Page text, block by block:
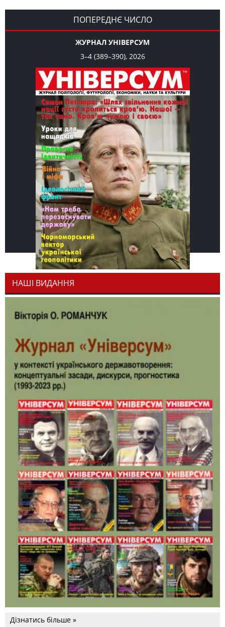
СЛОВО РЕДАКЦІЙНЕ Олег К. Романчук Журавель і синиця
як уособлення української політстратегії й тактики
ПОПЕРЕДНЄ ЧИСЛО
ЖУРНАЛ УНІВЕРСУМ
3–4 (389–390), 2026
НАШІ ВИДАННЯ
Дізнатись більше »